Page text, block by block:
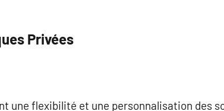
Privées
une flexibilité et une personnalisation des